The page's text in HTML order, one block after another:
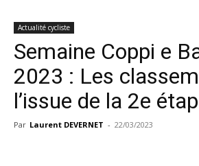
Actualité cycliste
Semaine Coppi e
2023 : Les
l’issue de la 2e
Par Laurent DEVERNET - 22/03/2023